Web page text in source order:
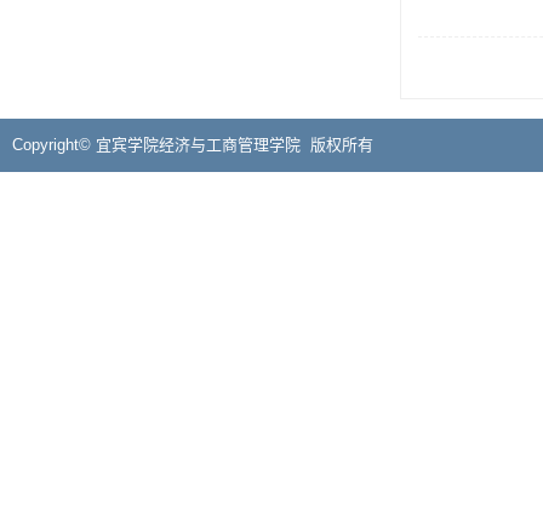
Copyright© 宜宾学院经济与工商管理学院 版权所有